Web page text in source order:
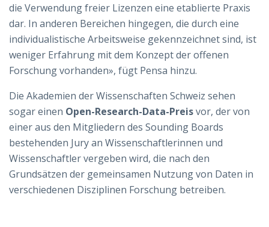
die Verwendung freier Lizenzen eine etablierte Praxis
dar. In anderen Bereichen hingegen, die durch eine
individualistische Arbeitsweise gekennzeichnet sind, ist
weniger Erfahrung mit dem Konzept der offenen
Forschung vorhanden», fügt Pensa hinzu.
Die Akademien der Wissenschaften Schweiz sehen
sogar einen Open-Research-Data-Preisvor, der von
einer aus den Mitgliedern des Sounding Boards
bestehenden Jury an Wissenschaftlerinnen und
Wissenschaftler vergeben wird, die nach den
Grundsätzen der gemeinsamen Nutzung von Daten in
verschiedenen Disziplinen Forschung betreiben.